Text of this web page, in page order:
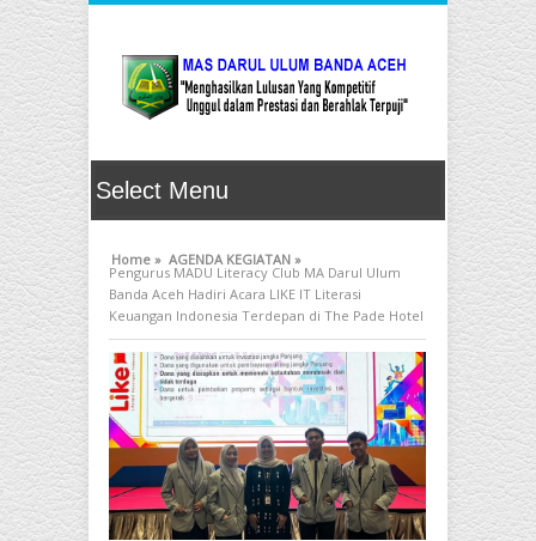
Home » AGENDA KEGIATAN »
Pengurus MADU Literacy Club MA Darul Ulum
Banda Aceh Hadiri Acara LIKE IT Literasi
Keuangan Indonesia Terdepan di The Pade Hotel